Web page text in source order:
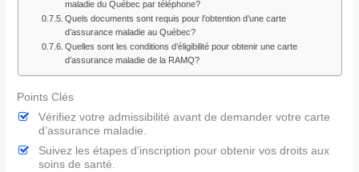
maladie du Québec par téléphone?
Quels documents sont requis pour l’obtention d’une carte
d’assurance maladie au Québec?
Quelles sont les conditions d’éligibilité pour obtenir une carte
d’assurance maladie de la RAMQ?
Points Clés
Vérifiez votre admissibilité avant de demander votre carte
d’assurance maladie.
Suivez les étapes d’inscription pour obtenir vos droits aux
soins de santé.